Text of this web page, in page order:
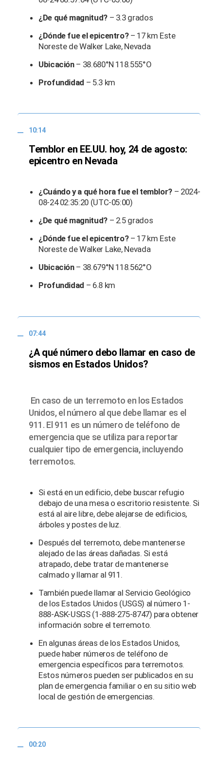
¿De qué magnitud? – 3.3 grados
¿Dónde fue el epicentro? – 17 km Este
Noreste de Walker Lake, Nevada
Ubicación– 38.680°N 118.555°O
Profundidad – 5.3 km
10:14
Temblor en EE.UU. hoy, 24 de agosto:
epicentro en Nevada
¿Cuándo y a qué hora fue el temblor? – 2024-
08-24 02:35:20 (UTC-05:00)
¿De qué magnitud? – 2.5 grados
¿Dónde fue el epicentro? – 17 km Este
Noreste de Walker Lake, Nevada
Ubicación– 38.679°N 118.562°O
Profundidad – 6.8 km
07:44
¿A qué número debo llamar en caso de
sismos en Estados Unidos?
En caso de un terremoto en los Estados
Unidos, el número al que debe llamar es el
911. El 911 es un número de teléfono de
emergencia que se utiliza para reportar
cualquier tipo de emergencia, incluyendo
terremotos.
Si está en un edificio, debe buscar refugio
debajo de una mesa o escritorio resistente. Si
está al aire libre, debe alejarse de edificios,
árboles y postes de luz.
Después del terremoto, debe mantenerse
alejado de las áreas dañadas. Si está
atrapado, debe tratar de mantenerse
calmado y llamar al 911.
También puede llamar al Servicio Geológico
de los Estados Unidos (USGS) al número 1-
888-ASK-USGS (1-888-275-8747) para obtener
información sobre el terremoto.
En algunas áreas de los Estados Unidos,
puede haber números de teléfono de
emergencia específicos para terremotos.
Estos números pueden ser publicados en su
plan de emergencia familiar o en su sitio web
local de gestión de emergencias.
00:20